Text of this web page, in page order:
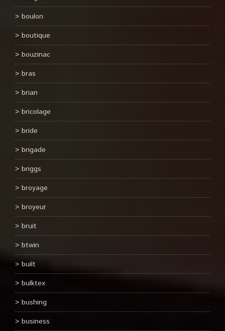
boulon
boutique
bouzinac
bras
brian
bricolage
bride
brigade
briggs
broyage
broyeur
bruit
btwin
built
bulktex
bushing
business